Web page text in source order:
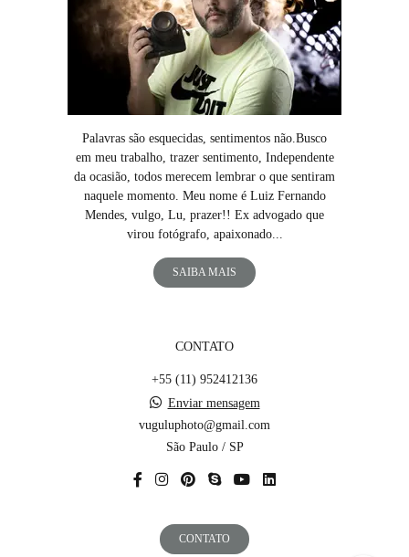
Palavras são esquecidas, sentimentos não.Busco
em meu trabalho, trazer sentimento, Independente
da ocasião, todos merecem lembrar o que sentiram
naquele momento. Meu nome é Luiz Fernando
Mendes, vulgo, Lu, prazer!! Ex advogado que
virou fotógrafo, apaixonado...
SAIBA MAIS
CONTATO
+55 (11) 952412136
Enviar mensagem
vuguluphoto@gmail.com
São Paulo / SP
CONTATO